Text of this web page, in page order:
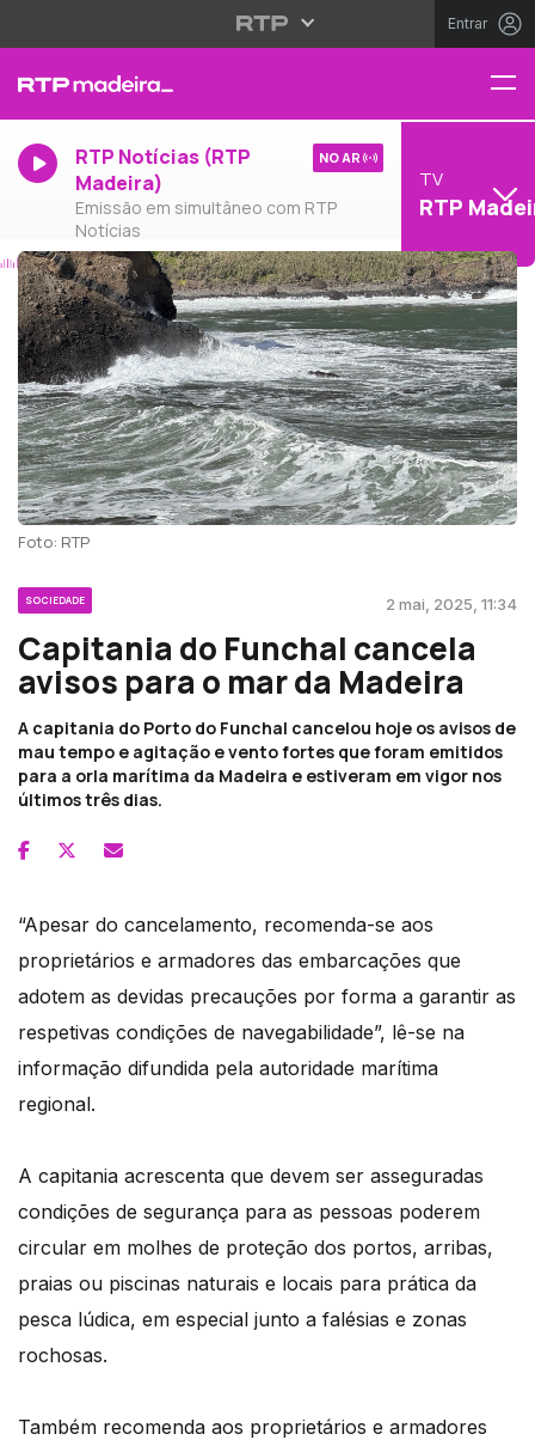
Entrar
RTP Notícias (RTP
Madeira)
Emissão em simultâneo com RTP
Notícias
NO AR
TV
RTP
Foto: RTP
SOCIEDADE 2 mai, 2025, 11:34
Capitania do Funchal cancela
avisos para o mar da Madeira
A capitania do Porto do Funchal cancelou hoje os avisos de
mau tempo e agitação e vento fortes que foram emitidos
para a orla marítima da Madeira e estiveram em vigor nos
últimos três dias.
“Apesar do cancelamento, recomenda-se aos
proprietários e armadores das embarcações que
adotem as devidas precauções por forma a garantir as
respetivas condições de navegabilidade”, lê-se na
informação difundida pela autoridade marítima
regional.
A capitania acrescenta que devem ser asseguradas
condições de segurança para as pessoas poderem
circular em molhes de proteção dos portos, arribas,
praias ou piscinas naturais e locais para prática da
pesca lúdica, em especial junto a falésias e zonas
rochosas.
Também recomenda aos proprietários e armadores